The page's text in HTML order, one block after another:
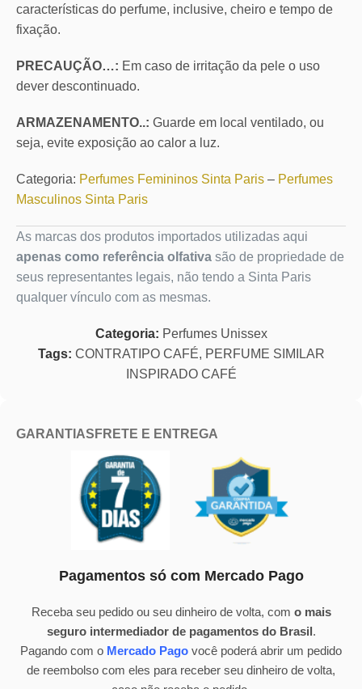
características do perfume, inclusive, cheiro e tempo de
fixação.
PRECAUÇÃO…: Em caso de irritação da pele o uso
dever descontinuado.
ARMAZENAMENTO..: Guarde em local ventilado, ou
seja, evite exposição ao calor a luz.
Categoria: Perfumes Femininos Sinta Paris – Perfumes
Masculinos Sinta Paris
As marcas dos produtos importados utilizadas aqui
apenas como referência olfativa são de propriedade de
seus representantes legais, não tendo a Sinta Paris
qualquer vínculo com as mesmas.
Categoria: Perfumes Unissex
Tags: CONTRATIPO CAFÉ, PERFUME SIMILAR
INSPIRADO CAFÉ
GARANTIAS FRETE E ENTREGA
Pagamentos só com Mercado Pago
Receba seu pedido ou seu dinheiro de volta, com o mais
seguro intermediador de pagamentos do Brasil.
Pagando com o Mercado Pago você poderá abrir um pedido
de reembolso com eles para receber seu dinheiro de volta,